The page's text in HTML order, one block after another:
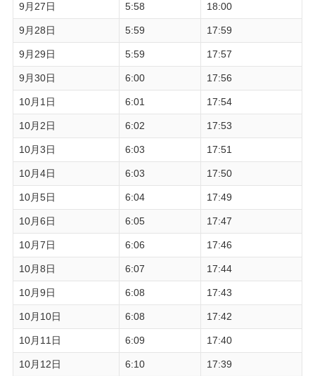
9月27日 5:58 18:00
9月28日 5:59 17:59
9月29日 5:59 17:57
9月30日 6:00 17:56
10月1日 6:01 17:54
10月2日 6:02 17:53
10月3日 6:03 17:51
10月4日 6:03 17:50
10月5日 6:04 17:49
10月6日 6:05 17:47
10月7日 6:06 17:46
10月8日 6:07 17:44
10月9日 6:08 17:43
10月10日 6:08 17:42
10月11日 6:09 17:40
10月12日 6:10 17:39